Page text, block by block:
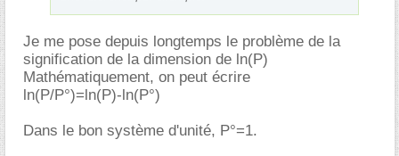
Je me pose depuis longtemps le problème de la
signification de la dimension de ln(P)
Mathématiquement, on peut écrire
ln(P/P°)=ln(P)-ln(P°)
Dans le bon système d'unité, P°=1.